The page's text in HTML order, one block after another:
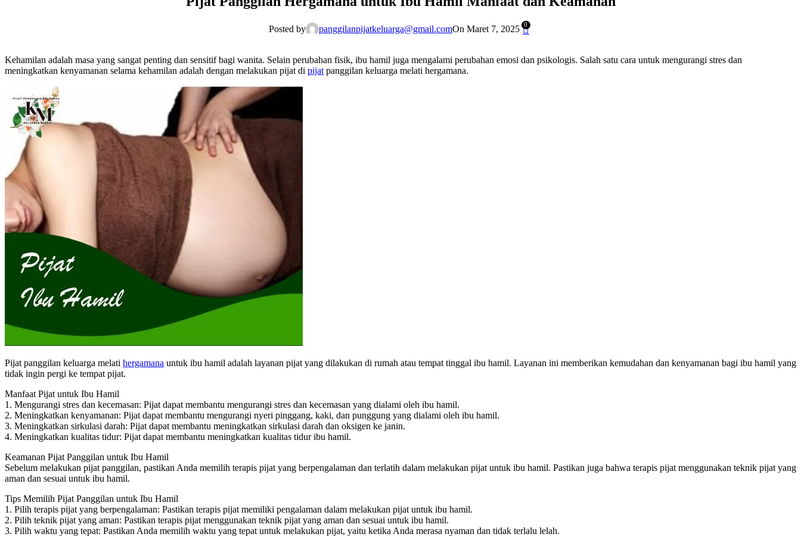
Posted by panggilanpijatkeluarga@gmail.comOn Maret 7, 2025 0
Kehamilan adalah masa yang sangat penting dan sensitif bagi wanita. Selain perubahan fisik, ibu hamil juga mengalami perubahan emosi dan psikologis. Salah satu cara untuk mengurangi stres dan
meningkatkan kenyamanan selama kehamilan adalah dengan melakukan pijat di pijat panggilan keluarga melati hergamana.
Pijat panggilan keluarga melati hergamana untuk ibu hamil adalah layanan pijat yang dilakukan di rumah atau tempat tinggal ibu hamil. Layanan ini memberikan kemudahan dan kenyamanan bagi ibu hamil yang
tidak ingin pergi ke tempat pijat.
Manfaat Pijat untuk Ibu Hamil
1. Mengurangi stres dan kecemasan: Pijat dapat membantu mengurangi stres dan kecemasan yang dialami oleh ibu hamil.
2. Meningkatkan kenyamanan: Pijat dapat membantu mengurangi nyeri pinggang, kaki, dan punggung yang dialami oleh ibu hamil.
3. Meningkatkan sirkulasi darah: Pijat dapat membantu meningkatkan sirkulasi darah dan oksigen ke janin.
4. Meningkatkan kualitas tidur: Pijat dapat membantu meningkatkan kualitas tidur ibu hamil.
Keamanan Pijat Panggilan untuk Ibu Hamil
Sebelum melakukan pijat panggilan, pastikan Anda memilih terapis pijat yang berpengalaman dan terlatih dalam melakukan pijat untuk ibu hamil. Pastikan juga bahwa terapis pijat menggunakan teknik pijat yang
aman dan sesuai untuk ibu hamil.
Tips Memilih Pijat Panggilan untuk Ibu Hamil
1. Pilih terapis pijat yang berpengalaman: Pastikan terapis pijat memiliki pengalaman dalam melakukan pijat untuk ibu hamil.
2. Pilih teknik pijat yang aman: Pastikan terapis pijat menggunakan teknik pijat yang aman dan sesuai untuk ibu hamil.
3. Pilih waktu yang tepat: Pastikan Anda memilih waktu yang tepat untuk melakukan pijat, yaitu ketika Anda merasa nyaman dan tidak terlalu lelah.